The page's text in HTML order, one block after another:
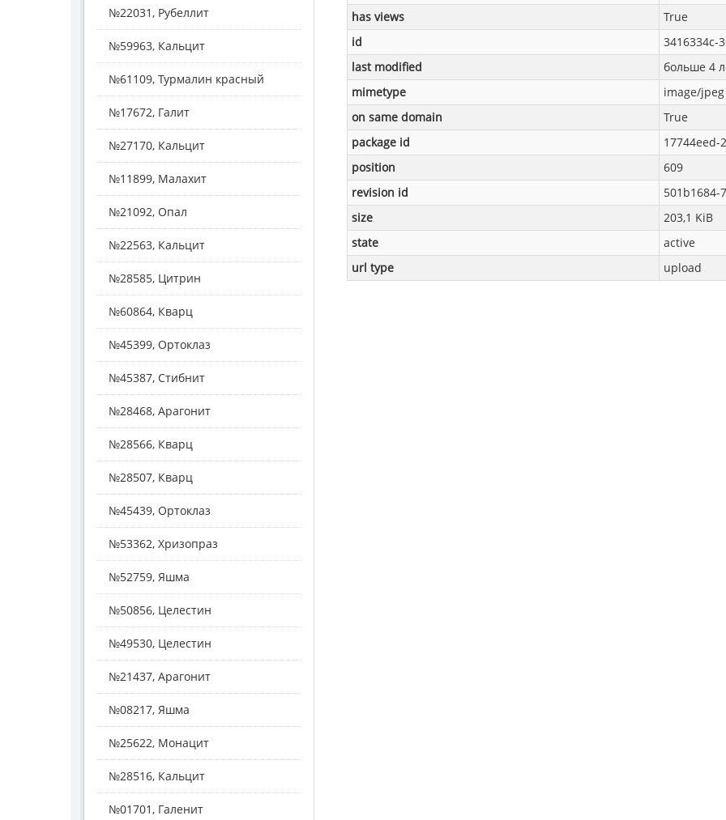
has views
True
id
3416334c-
last modified
больше 4
mimetype
image/jpeg
on same domain
True
package id
17744eed-
position
609
revision id
501b1684-
size
203,1 KiB
state
active
url type
upload
№22031, Рубеллит
№59963, Кальцит
№61109, Турмалин красный
№17672, Галит
№27170, Кальцит
№11899, Малахит
№21092, Опал
№22563, Кальцит
№28585, Цитрин
№60864, Кварц
№45399, Ортоклаз
№45387, Стибнит
№28468, Арагонит
№28566, Кварц
№28507, Кварц
№45439, Ортоклаз
№53362, Хризопраз
№52759, Яшма
№50856, Целестин
№49530, Целестин
№21437, Арагонит
№08217, Яшма
№25622, Монацит
№28516, Кальцит
№01701, Галенит